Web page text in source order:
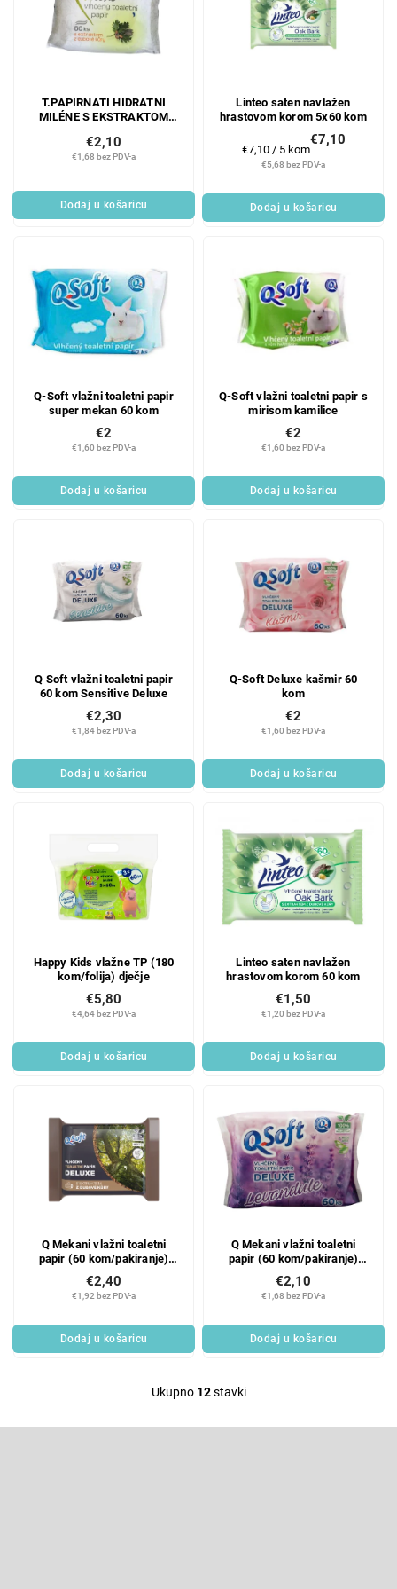
T.PAPIRNATI HIDRATNI
MILÉNE S EKSTRAKTOM
€1,68 bez PDV-a
€2,10
Dodaj u košaricu
Linteo saten navlažen
hrastovom korom 5x60 kom
€5,68 bez PDV-a
€7,10
Mjerenje
cijene:
€7,10 / 5 kom
Dodaj u košaricu
Q-Soft vlažni toaletni papir
super mekan 60 kom
€1,60 bez PDV-a
€2
Dodaj u košaricu
Q-Soft vlažni toaletni papir s
mirisom kamilice
€1,60 bez PDV-a
€2
Dodaj u košaricu
Q Soft vlažni toaletni papir
60 kom Sensitive Deluxe
€1,84 bez PDV-a
€2,30
Dodaj u košaricu
Q-Soft Deluxe kašmir 60
kom
€1,60 bez PDV-a
€2
Dodaj u košaricu
Happy Kids vlažne TP (180
kom/folija) dječje
€4,64 bez PDV-a
€5,80
Dodaj u košaricu
Linteo saten navlažen
hrastovom korom 60 kom
€1,20 bez PDV-a
€1,50
Dodaj u košaricu
Q Mekani vlažni toaletni
papir (60 kom/pakiranje)
hrastova kora
€1,92 bez PDV-a
€2,40
Dodaj u košaricu
Q Mekani vlažni toaletni
papir (60 kom/pakiranje)
lavanda
€1,68 bez PDV-a
€2,10
Dodaj u košaricu
L
i
Ukupno 12stavki